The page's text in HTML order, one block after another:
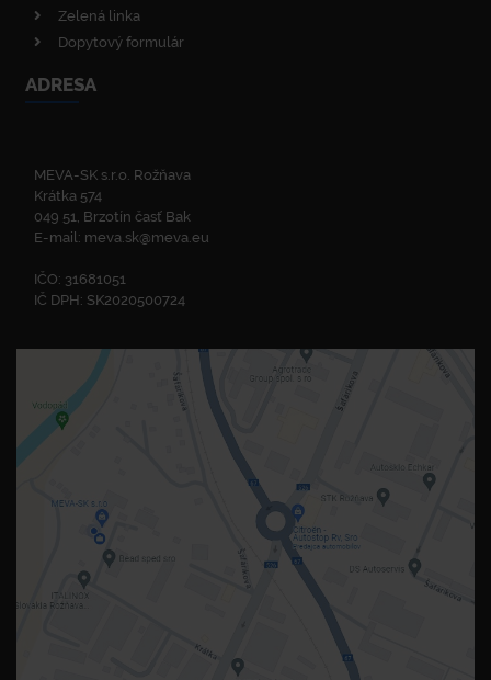
Zelená linka
Dopytový formulár
ADRESA
MEVA-SK s.r.o. Rožňava
Krátka 574
049 51, Brzotín časť Bak
E-mail: meva.sk@meva.eu
IČO: 31681051
IČ DPH: SK2020500724